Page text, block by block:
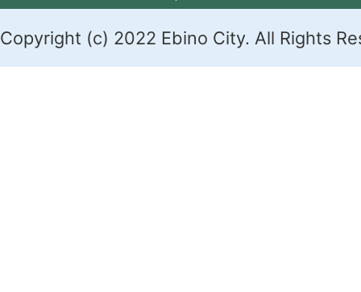
Copyright (c) 2022 Ebino City. All Rights